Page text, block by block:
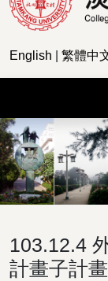
English 繁體中
103.12.4
計畫子計